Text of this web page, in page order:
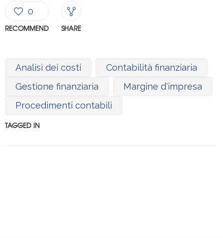
0
RECOMMEND SHARE
Analisi dei costi
Contabilità finanziaria
Gestione finanziaria
Margine d'impresa
Procedimenti contabili
TAGGED IN